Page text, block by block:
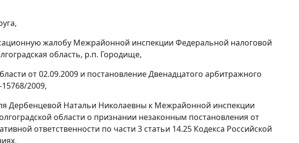
жалобу Межрайонной инспекции Федеральной налоговой
область, р.п. Городище,
от 02.09.2009 и постановление Двенадцатого арбитражного
2009,
Дербенцевой Натальи Николаевны к Межрайонной инспекции
области о признании незаконным постановления от
ответственности по части 3 статьи 14.25 Кодекса Российской